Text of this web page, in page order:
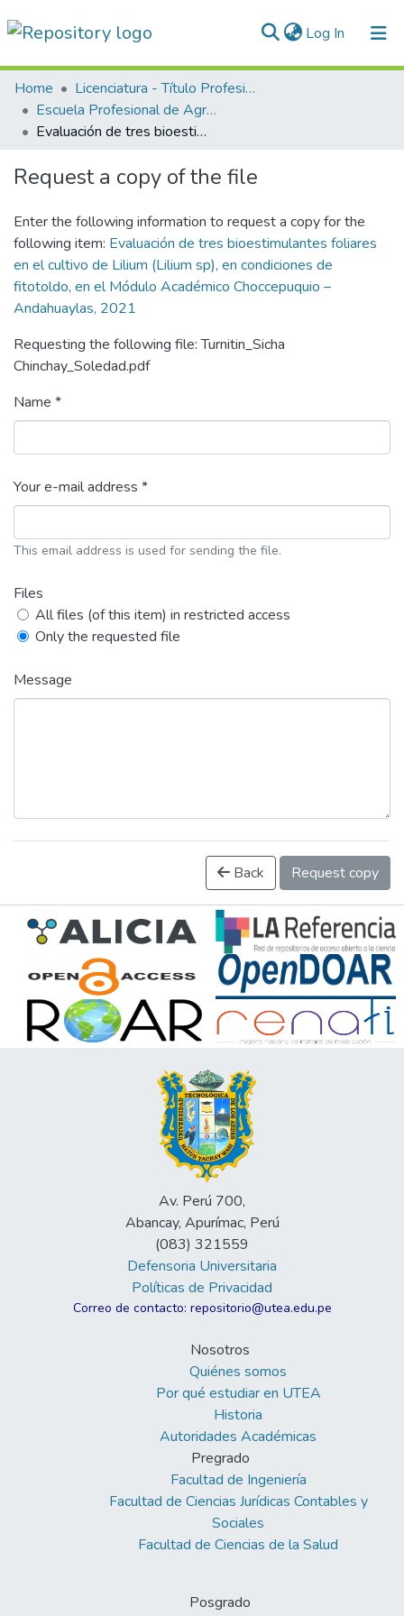
Log In (current)
Communities & Collections
All of DSpace
Normativas
Home
Licenciatura - Título Profesional
Escuela Profesional de Agronomía
Evaluación de tres bioestimulantes foliares en el cultivo de Lilium (Lilium sp), en condiciones de fitotoldo, en el Módulo Académico Choccepuquio – Andahuaylas, 2021
Request a copy of the file
Enter the following information to request a copy for the
following item: Evaluación de tres bioestimulantes foliares
en el cultivo de Lilium (Lilium sp), en condiciones de
fitotoldo, en el Módulo Académico Choccepuquio –
Andahuaylas, 2021
Requesting the following file: Turnitin_Sicha
Chinchay_Soledad.pdf
Name *
Your e-mail address *
This email address is used for sending the file.
Files
All files (of this item) in restricted access
Only the requested file
Message
Back Request copy
Av. Perú 700,
Abancay, Apurímac, Perú
(083) 321559
Defensoria Universitaria
Políticas de Privacidad
Correo de contacto: repositorio@utea.edu.pe
Nosotros
Quiénes somos
Por qué estudiar en UTEA
Historia
Autoridades Académicas
Pregrado
Facultad de Ingeniería
Facultad de Ciencias Jurídicas Contables y
Sociales
Facultad de Ciencias de la Salud
Posgrado